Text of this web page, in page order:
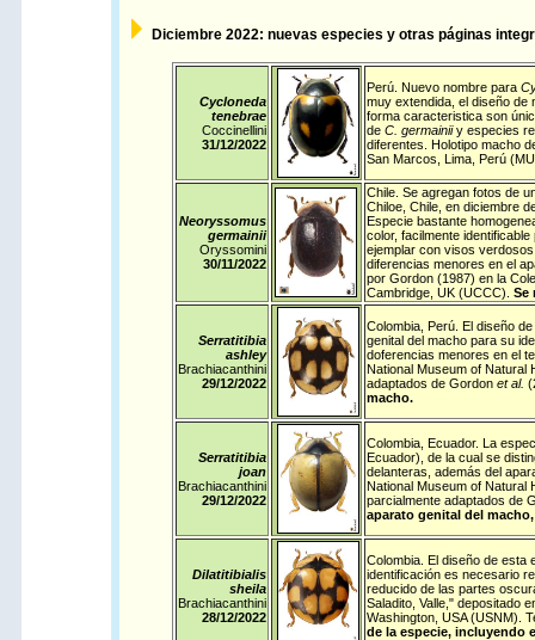
Diciembre 2022: nuevas especies y otras páginas
Cycloneda
tenebrae
Coccinellini
31/12/2022
Perú. Nuevo nombre para
muy extendida, el diseño de
forma caracteristica son
de C. germainiiy especies
diferentes. Holotipo macho
San Marcos, Lima, Perú
Neoryssomus
germainii
Oryssomini
30/11/2022
Chile. Se agregan fotos de
Chiloe, Chile, en diciembre
Especie bastante
color, facilmente
ejemplar con visos
diferencias menores en el
por Gordon (1987) en la
Cambridge, UK (UCCC). Se
Serratitibia
ashley
Brachiacanthini
29/12/2022
Colombia, Perú. El diseño
genital del macho para su
doferencias menores en el
National Museum of Natural
adaptados de Gordon et al.
macho.
Serratitibia
joan
Brachiacanthini
29/12/2022
Colombia, Ecuador. La
Ecuador), de la cual se
delanteras, además del
National Museum of Natural
parcialmente adaptados de
aparato genital del
Dilatitibialis
sheila
Brachiacanthini
28/12/2022
Colombia. El diseño de esta
identificación es necesario
reducido de las partes
Saladito, Valle," depositado
Washington, USA (USNM).
de la especie, incluyendo